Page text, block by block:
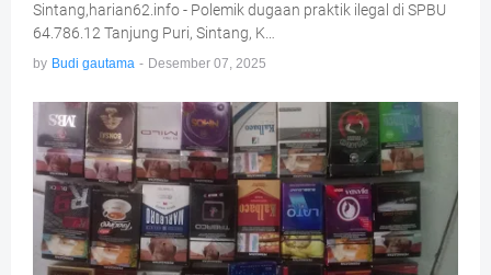
Sintang,harian62.info - Polemik dugaan praktik ilegal di SPBU
64.786.12 Tanjung Puri, Sintang, K…
by Budi gautama - Desember 07, 2025